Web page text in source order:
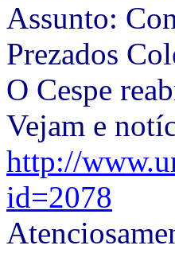
Assunto:
Prezados
O Cespe
Vejam e
http://
id=2078